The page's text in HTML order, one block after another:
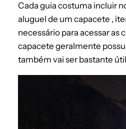
Cada guia costuma incluir
aluguel de um capacete ,
necessário para acessar as
capacete geralmente
também vai ser bastante